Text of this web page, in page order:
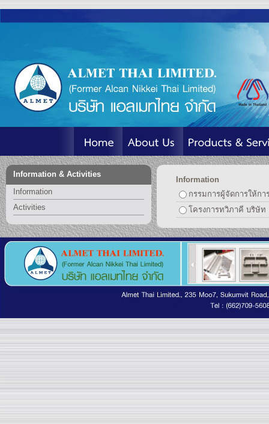
Information & Activities
Information
Activities
Information
กรรมการผู้จัดการให้กา
โครงการทวิภาคี บริษัท